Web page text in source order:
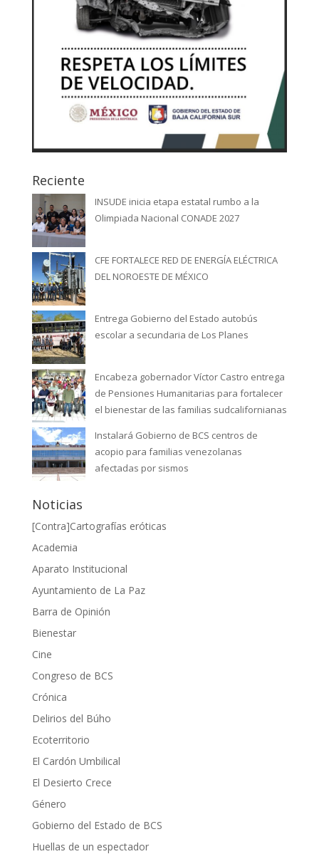
Reciente
INSUDE inicia etapa estatal rumbo a la
Olimpiada Nacional CONADE 2027
CFE FORTALECE RED DE ENERGÍA ELÉCTRICA
DEL NOROESTE DE MÉXICO
Entrega Gobierno del Estado autobús
escolar a secundaria de Los Planes
Encabeza gobernador Víctor Castro entrega
de Pensiones Humanitarias para fortalecer
el bienestar de las familias sudcalifornianas
Instalará Gobierno de BCS centros de
acopio para familias venezolanas
afectadas por sismos
Noticias
[Contra]Cartografías eróticas
Academia
Aparato Institucional
Ayuntamiento de La Paz
Barra de Opinión
Bienestar
Cine
Congreso de BCS
Crónica
Delirios del Búho
Ecoterritorio
El Cardón Umbilical
El Desierto Crece
Género
Gobierno del Estado de BCS
Huellas de un espectador